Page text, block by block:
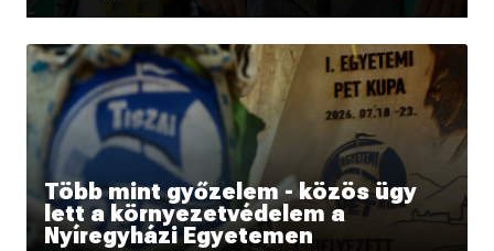
Több mint győzelem - közös ügy
lett a környezetvédelem a
Nyíregyházi Egyetemen